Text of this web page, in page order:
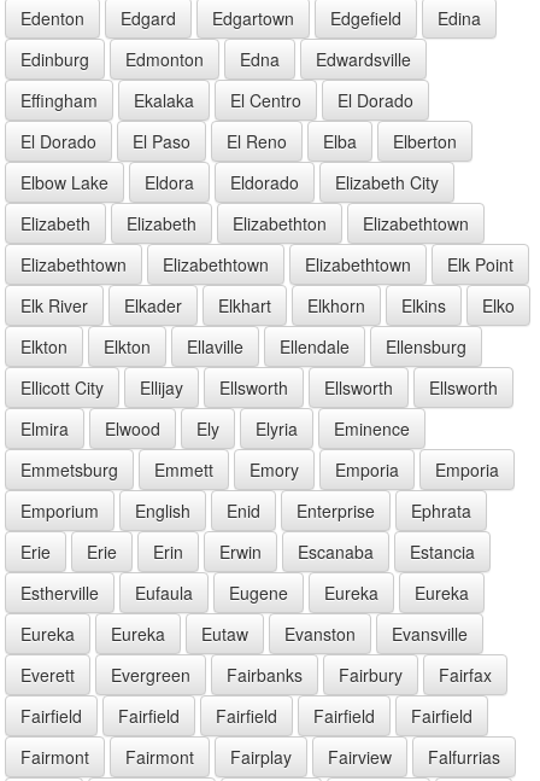
Edenton
Edgard Edgartown Edgefield
Edina
Edinburg
Edmonton Edna
Edwardsville
Effingham
Ekalaka El Centro
El Dorado
El Dorado
El Paso El Reno Elba
Elberton
Elbow Lake
Eldora Eldorado
Elizabeth City
Elizabeth
Elizabeth Elizabethton
Elizabethtown
Elizabethtown
Elizabethtown Elizabethtown
Elk Point
Elk River
Elkader Elkhart Elkhorn Elkins
Elko
Elkton
Elkton Ellaville Ellendale
Ellensburg
Ellicott City
Ellijay Ellsworth Ellsworth
Ellsworth
Elmira
Elwood Ely Elyria
Eminence
Emmetsburg
Emmett Emory Emporia
Emporia
Emporium
English Enid Enterprise
Ephrata
Erie
Erie Erin Erwin Escanaba
Estancia
Estherville
Eufaula Eugene Eureka
Eureka
Eureka
Eureka Eutaw Evanston
Evansville
Everett
Evergreen Fairbanks Fairbury
Fairfax
Fairfield
Fairfield Fairfield Fairfield
Fairfield
Fairmont
Fairmont Fairplay Fairview Falfurrias